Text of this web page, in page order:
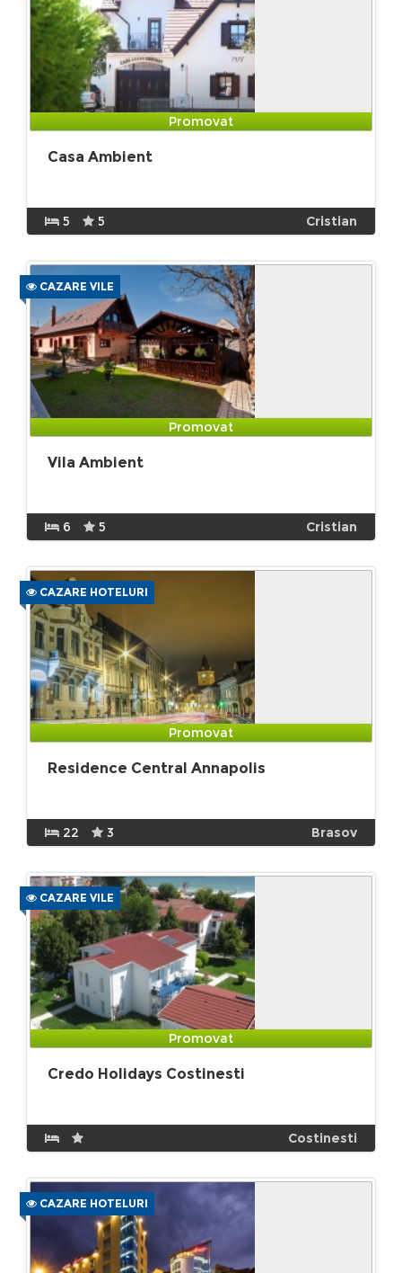
Promovat
Casa Ambient
5 5 Cristian
CAZARE VILE
Promovat
Vila Ambient
6 5 Cristian
CAZARE HOTELURI
Promovat
Residence Central Annapolis
22 3 Brasov
CAZARE VILE
Promovat
Credo Holidays Costinesti
Costinesti
CAZARE HOTELURI